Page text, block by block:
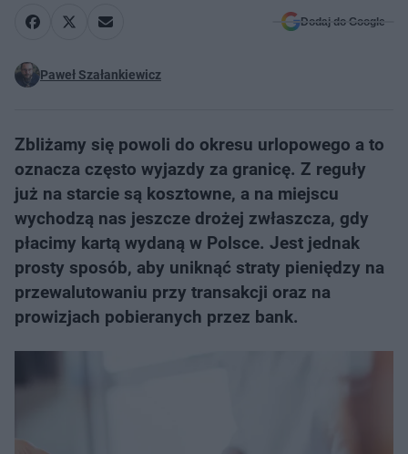
Dodaj do Google
Paweł Szałankiewicz
Zbliżamy się powoli do okresu urlopowego a to
oznacza często wyjazdy za granicę. Z reguły
już na starcie są kosztowne, a na miejscu
wychodzą nas jeszcze drożej zwłaszcza, gdy
płacimy kartą wydaną w Polsce. Jest jednak
prosty sposób, aby uniknąć straty pieniędzy na
przewalutowaniu przy transakcji oraz na
prowizjach pobieranych przez bank.